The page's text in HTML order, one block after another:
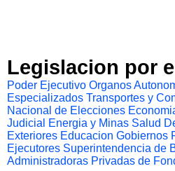
Legislacion por
Poder Ejecutivo Organos
Especializados Transportes y
Nacional de Elecciones
Judicial
Energia y Minas Salud
Exteriores Educacion Gobiernos
Ejecutores Superintendencia de
Administradoras Privadas de